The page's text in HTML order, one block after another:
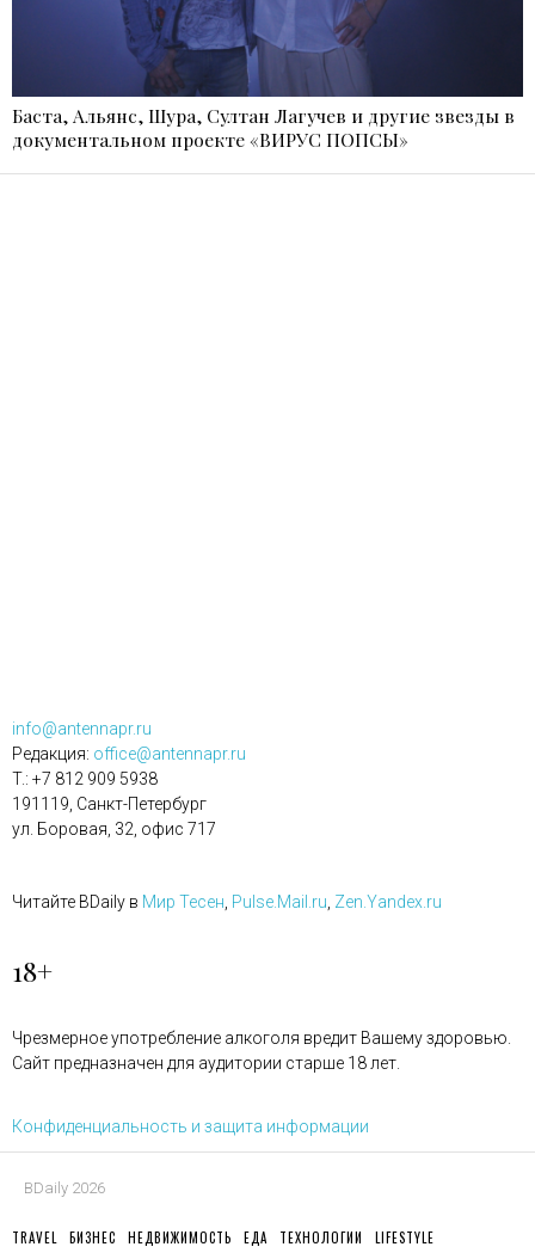
Баста, Альянс, Шура, Султан Лагучев и другие звезды в
документальном проекте «ВИРУС ПОПСЫ»
info@antennapr.ru
Редакция: office@antennapr.ru
T.: +7 812 909 5938
191119, Санкт-Петербург
ул. Боровая, 32, офис 717
Читайте BDaily в Мир Тесен Pulse.Mail.ru Zen.Yandex.ru
18+
Чрезмерное употребление алкоголя вредит Вашему здоровью.
Сайт предназначен для аудитории старше 18 лет.
Конфиденциальность и защита информации
BDaily 2026
TRAVEL БИЗНЕС НЕДВИЖИМОСТЬ ЕДА ТЕХНОЛОГИИ LIFESTYLE